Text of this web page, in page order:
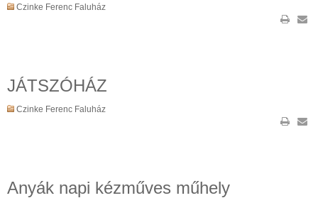
Czinke Ferenc Faluház
JÁTSZÓHÁZ
Czinke Ferenc Faluház
Anyák napi kézműves műhely